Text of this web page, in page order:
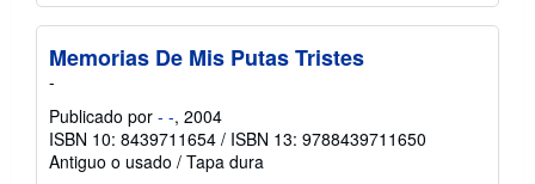
Memorias De Mis Putas Tristes
-
Publicado por - -, 2004
ISBN 10: 8439711654 / ISBN 13: 9788439711650
Antiguo o usado / Tapa dura